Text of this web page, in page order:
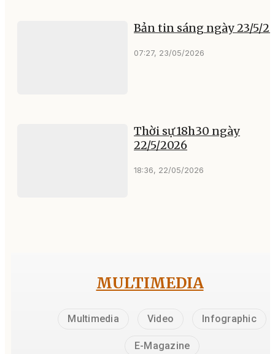
Bản tin sáng ngày 23/5/
07:27, 23/05/2026
Thời sự 18h30 ngày
22/5/2026
18:36, 22/05/2026
MULTIMEDIA
Multimedia Video Infographic
E-Magazine